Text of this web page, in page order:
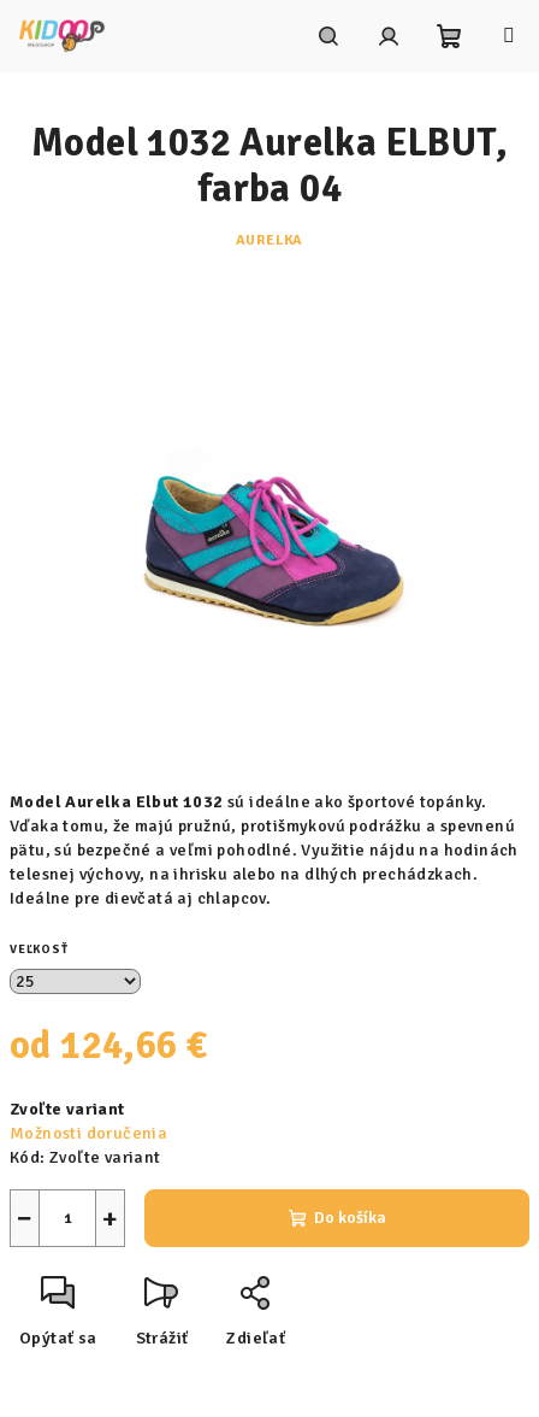
košík
Model Aurelka Elbut 1032 sú ideálne ako športové topánky.
Vďaka tomu, že majú pružnú, protišmykovú podrážku a spevnenú
pätu, sú bezpečné a veľmi pohodlné. Využitie nájdu na hodinách
telesnej výchovy, na ihrisku alebo na dlhých prechádzkach.
Ideálne pre dievčatá aj chlapcov.
VEĽKOSŤ
od 124,66 €
cena:
Zvoľte variant
Možnosti doručenia
Kód: Zvoľte variant
+
− Do košíka
Opýtať sa Strážiť Zdieľať
Model 1032 Aurelka ELBUT,
farba 04
AURELKA